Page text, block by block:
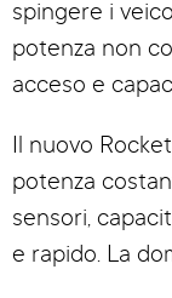
spingere i
potenza non
acceso e
Il nuovo
potenza
sensori,
e rapido. La